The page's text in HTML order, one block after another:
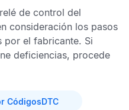
de control del
consideración los pasos
por el fabricante. Si
deficiencias, procede
CódigosDTC